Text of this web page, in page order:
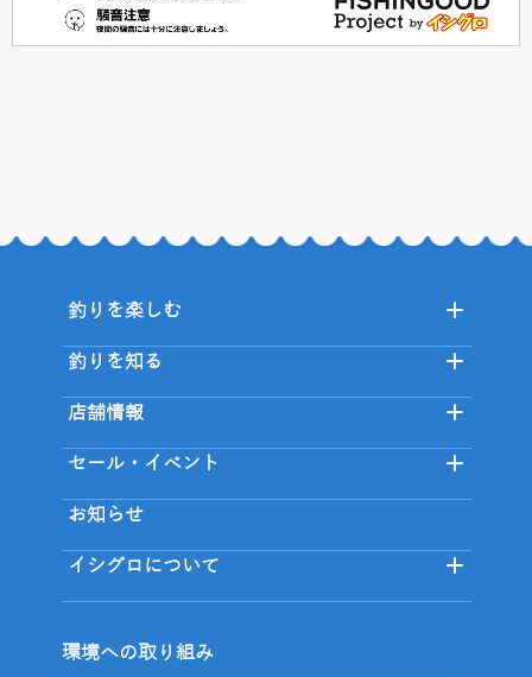
釣りを楽しむ
釣りを知る
店舗情報
セール・イベント
お知らせ
イシグロについて
環境への取り組み